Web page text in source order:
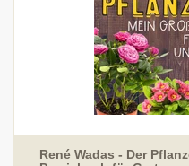
René Wadas - Der